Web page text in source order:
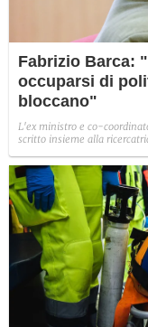
Fabrizio Barca:
occuparsi di
bloccano"
L'ex ministro e co-
scritto insieme alla
agli autori di discutere con